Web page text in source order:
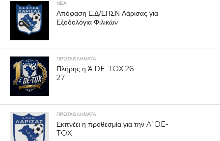
ΝΕΑ
Απόφαση Ε.Δ/ΕΠΣΝ Λάρισας για
Εξοδολόγια Φιλικών
ΠΡΩΤΑΘΛΉΜΑΤΑ
Πλήρης η Ά DE-TOX 26-
27
ΠΡΩΤΑΘΛΉΜΑΤΑ
Εκπνέει η προθεσμία για την A’ DE-
TOX